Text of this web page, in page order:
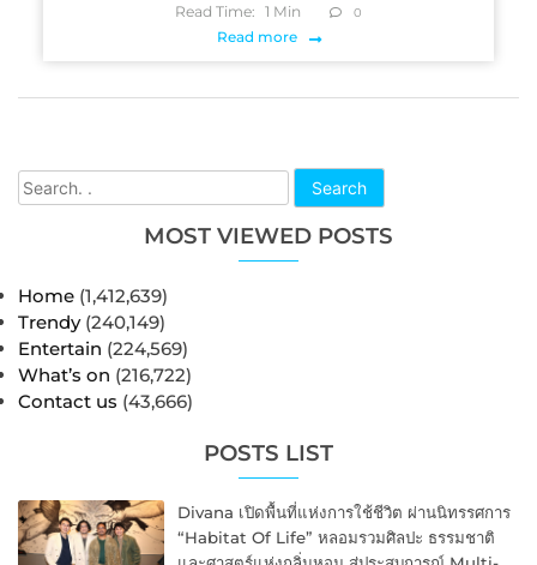
Search
MOST VIEWED POSTS
Home (1,412,639)
Trendy (240,149)
Entertain (224,569)
What’s on (216,722)
Contact us (43,666)
POSTS LIST
Divana เปิดพื้นที่แห่งการใช้ชีวิต ผ่านนิทรรศการ
“Habitat Of Life” หลอมรวมศิลปะ ธรรมชาติ
Read Time: 1 Min 0
Read more